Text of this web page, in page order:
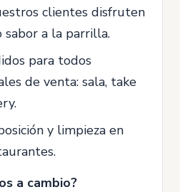
clientes disfruten
a la parrilla.
para todos
de venta: sala, take
y limpieza en
a cambio?